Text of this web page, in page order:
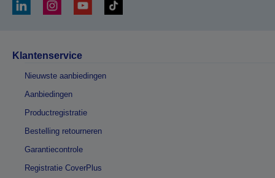
Klantenservice
Nieuwste aanbiedingen
Aanbiedingen
Productregistratie
Bestelling retourneren
Garantiecontrole
Registratie CoverPlus